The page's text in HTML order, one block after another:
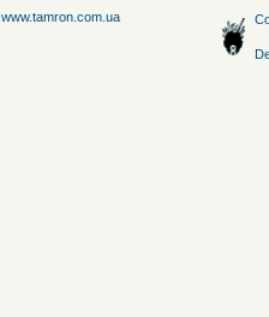
www.tamron.com.ua